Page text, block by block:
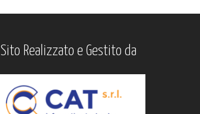
Sito Realizzato e Gestito da